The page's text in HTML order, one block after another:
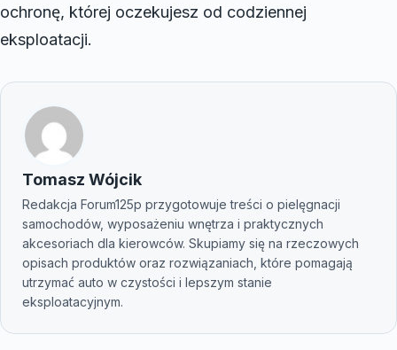
ochronę, której oczekujesz od codziennej
eksploatacji.
Tomasz Wójcik
Redakcja Forum125p przygotowuje treści o pielęgnacji
samochodów, wyposażeniu wnętrza i praktycznych
akcesoriach dla kierowców. Skupiamy się na rzeczowych
opisach produktów oraz rozwiązaniach, które pomagają
utrzymać auto w czystości i lepszym stanie
eksploatacyjnym.